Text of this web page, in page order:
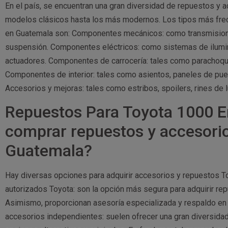
En el país, se encuentran una gran diversidad de repuestos y
modelos clásicos hasta los más modernos. Los tipos más
en Guatemala son: Componentes mecánicos: como
suspensión. Componentes eléctricos: como sistemas de
actuadores. Componentes de carrocería: tales como
Componentes de interior: tales como asientos, paneles de
Accesorios y mejoras: tales como estribos, spoilers, rines de
Repuestos Para Toyota 1000
comprar repuestos y
Guatemala?
Hay diversas opciones para adquirir accesorios y repuestos
autorizados Toyota: son la opción más segura para adquirir
Asimismo, proporcionan asesoría especializada y respaldo
accesorios independientes: suelen ofrecer una gran